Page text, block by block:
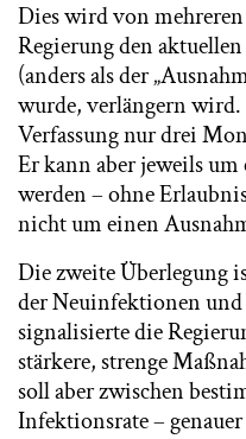
Dies wird von
Regierung den
(anders als der
wurde, verlängern
Verfassung nur drei
Er kann aber jeweils
werden – ohne
nicht um einen
Die zweite Überlegung
der Neuinfektionen
signalisierte die
stärkere, strenge
soll aber zwischen
Infektionsrate –